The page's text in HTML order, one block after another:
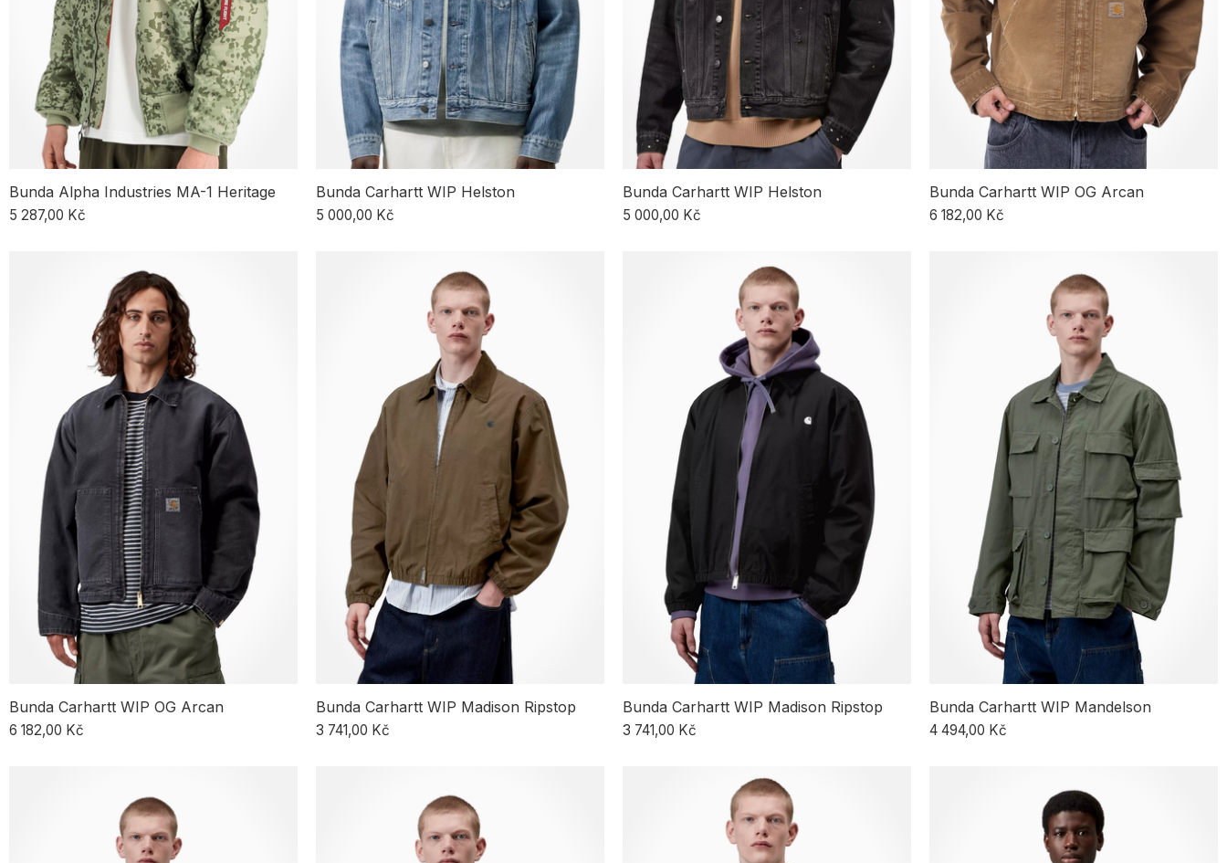
Bunda Alpha Industries MA-1 Heritage
5 287,00 Kč
Bunda Carhartt WIP Helston
5 000,00 Kč
Bunda Carhartt WIP Helston
5 000,00 Kč
Bunda Carhartt WIP OG Arcan
6 182,00 Kč
Bunda Carhartt WIP OG Arcan
6 182,00 Kč
Bunda Carhartt WIP Madison Ripstop
3 741,00 Kč
Bunda Carhartt WIP Madison Ripstop
3 741,00 Kč
Bunda Carhartt WIP Mandelson
4 494,00 Kč